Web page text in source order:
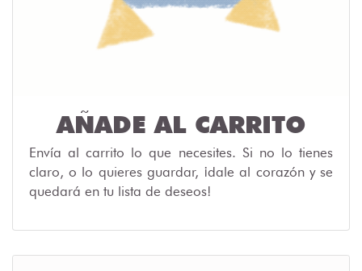
AÑADE AL CARRITO
Envía al carrito lo que necesites. Si no lo tienes
claro, o lo quieres guardar, ¡dale al corazón y se
quedará en tu lista de deseos!